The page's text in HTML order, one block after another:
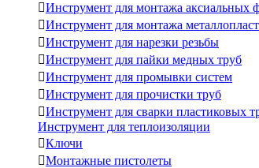
Инструмент для монтажа аксиальных
Инструмент для монтажа
Инструмент для нарезки резьбы
Инструмент для пайки медных труб
Инструмент для промывки систем
Инструмент для прочистки труб
Инструмент для сварки пластиковых
Инструмент для теплоизоляции
Ключи
Монтажные пистолеты